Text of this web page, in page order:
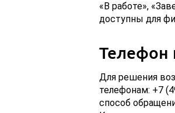
«В работе»,
доступны для
Телефон
Для решения
телефонам: +7
способ